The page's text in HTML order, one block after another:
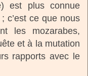
est plus connue
c’est ce que nous
les mozarabes,
et à la mutation
rapports avec le